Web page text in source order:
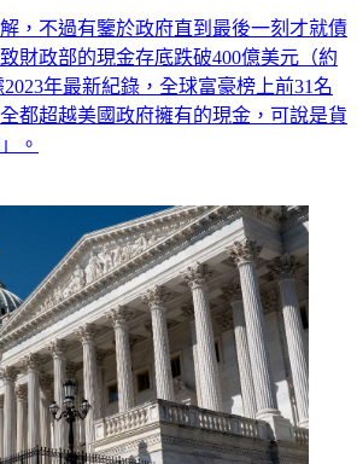
，不過有鑒於政府直到最後一刻才就債
財政部的現金存底跌破400億美元（約
年最新紀錄，全球富豪榜上前31名
都超越美國政府擁有的現金，可說是貨
。